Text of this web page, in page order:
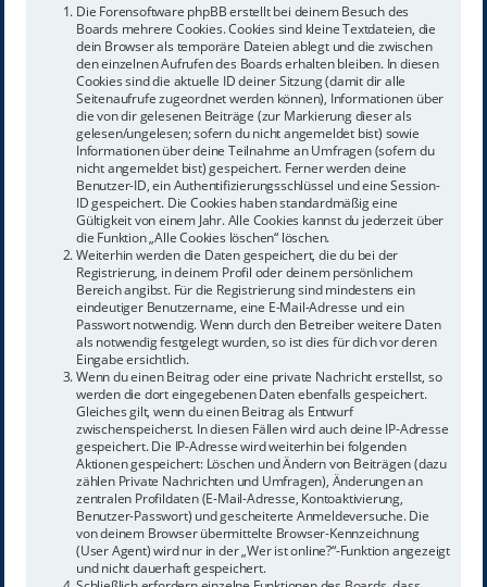
Die Forensoftware phpBB erstellt bei deinem Besuch des
Boards mehrere Cookies. Cookies sind kleine Textdateien, die
dein Browser als temporäre Dateien ablegt und die zwischen
den einzelnen Aufrufen des Boards erhalten bleiben. In diesen
Cookies sind die aktuelle ID deiner Sitzung (damit dir alle
Seitenaufrufe zugeordnet werden können), Informationen über
die von dir gelesenen Beiträge (zur Markierung dieser als
gelesen/ungelesen; sofern du nicht angemeldet bist) sowie
Informationen über deine Teilnahme an Umfragen (sofern du
nicht angemeldet bist) gespeichert. Ferner werden deine
Benutzer-ID, ein Authentifizierungsschlüssel und eine Session-
ID gespeichert. Die Cookies haben standardmäßig eine
Gültigkeit von einem Jahr. Alle Cookies kannst du jederzeit über
die Funktion „Alle Cookies löschen“ löschen.
Weiterhin werden die Daten gespeichert, die du bei der
Registrierung, in deinem Profil oder deinem persönlichem
Bereich angibst. Für die Registrierung sind mindestens ein
eindeutiger Benutzername, eine E-Mail-Adresse und ein
Passwort notwendig. Wenn durch den Betreiber weitere Daten
als notwendig festgelegt wurden, so ist dies für dich vor deren
Eingabe ersichtlich.
Wenn du einen Beitrag oder eine private Nachricht erstellst, so
werden die dort eingegebenen Daten ebenfalls gespeichert.
Gleiches gilt, wenn du einen Beitrag als Entwurf
zwischenspeicherst. In diesen Fällen wird auch deine IP-Adresse
gespeichert. Die IP-Adresse wird weiterhin bei folgenden
Aktionen gespeichert: Löschen und Ändern von Beiträgen (dazu
zählen Private Nachrichten und Umfragen), Änderungen an
zentralen Profildaten (E-Mail-Adresse, Kontoaktivierung,
Benutzer-Passwort) und gescheiterte Anmeldeversuche. Die
von deinem Browser übermittelte Browser-Kennzeichnung
(User Agent) wird nur in der „Wer ist online?“-Funktion angezeigt
und nicht dauerhaft gespeichert.